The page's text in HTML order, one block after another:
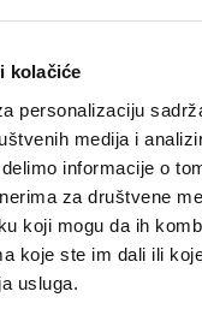
kolačiće
personalizaciju
medija i
informacije o
za društvene
koji mogu da ih
koje ste im dali ili
usluga.
pogodan je za
Pošto je
i otporan na
Pragma može dugo
okruženjima.